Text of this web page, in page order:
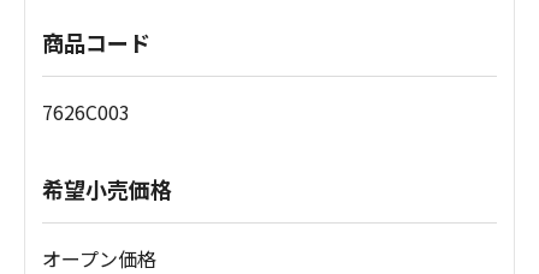
商品コード
7626C003
希望小売価格
オープン価格